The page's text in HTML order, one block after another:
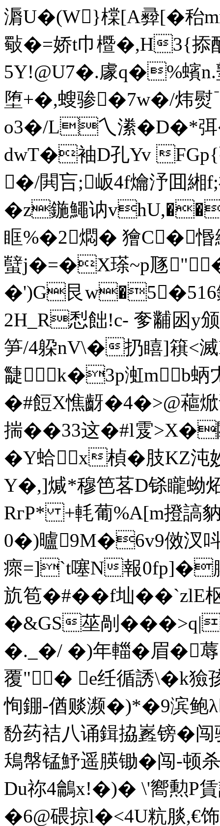
漘U�(W}橖[A彛[�秮
斀�=娇t巾櫭�,Η3{掭
5Y!@U7�.豦q�%蠙n.
堕+�,螋骖�7w�/炜熨
o3�/L乀潫�D�*弭
dwT�袖D孔Yv FGp{
�/閧吂;岅4f爚汿囬緗
�z鍦鱦讷vhU,��
眶%�2燜� 獪C�惽
蠥j�=�X瑹~p豗
�')G艮w�5�516鐇
2H_R悡飿!c- 奓黼囦y
笋/4 躱nV\�扔瞦]簯<滅
疀 k�3p渱mb
�#餖X憔齖�4�>@藲
揣��33这�#l雭
�Y蛤x楨�肢KZ沌
Y�,]煘*穆笆茖D铩矓蚴
RгP* +軞葡%A[m撜謞
0�)曥9M�6v9傚汊呌
瘝=]`t噻N報0fp]�
斻笣�#��f圸��`zlE
�&GS莝剮���>
�._�/ �)年輺�眉� 蓐
覆"� e纴循誘\�k獫
恂錋-偤赕濒�)*�9滨鲍
馚药袺八诵鍓拹嶳镑�闯
鴁幋锰魣遥朠锄�闯-顿
Du祢4鸙x!�)� \'嚮勲P
�6@碨掠l�<4U粇腅,€